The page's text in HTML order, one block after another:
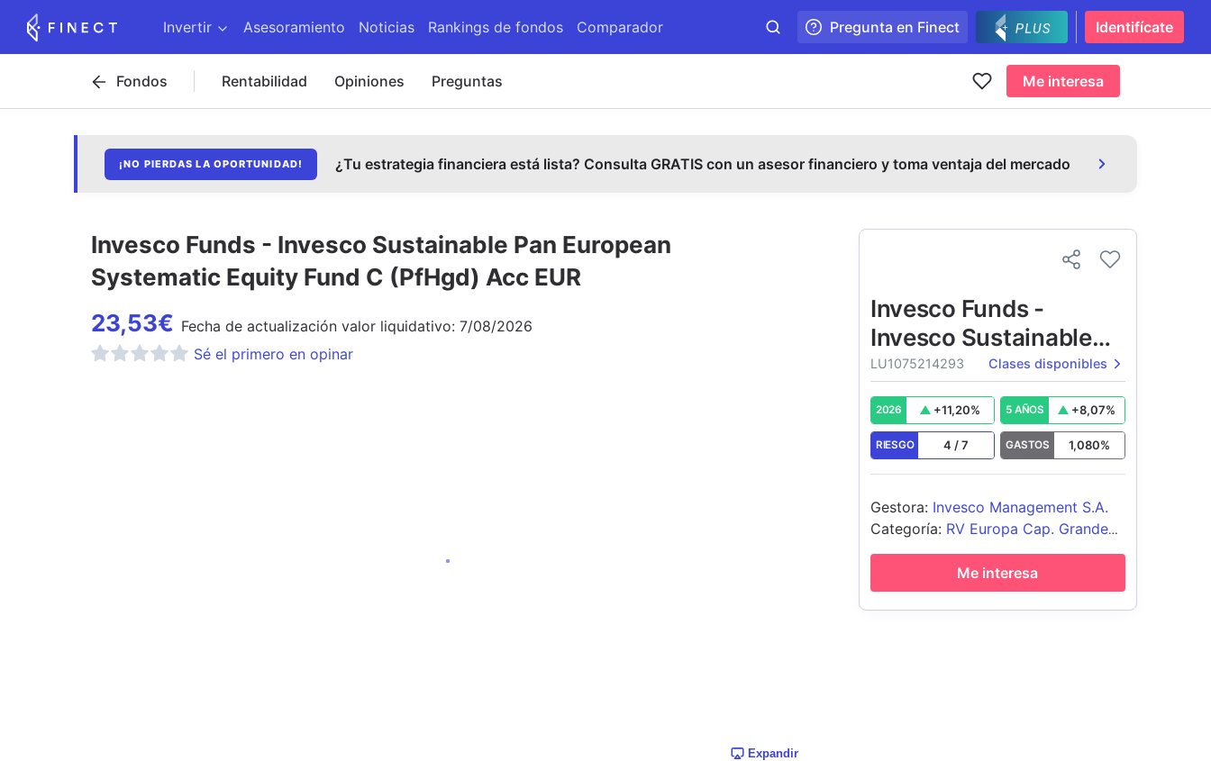
Invertir Asesoramiento Noticias Rankings de fondos Comparador Pregunta en Finect Identifícate
Fondos Rentabilidad Opiniones Preguntas Me interesa
¡NO PIERDAS LA OPORTUNIDAD! ¿Tu estrategia financiera está lista? Consulta GRATIS con un asesor financiero y toma ventaja del mercado
Invesco Funds - Invesco Sustainable Pan European
Systematic Equity Fund C (PfHgd) Acc EUR
23,53€ Fecha de actualización valor liquidativo: 7/08/2026
Sé el primero en opinar
Expandir
Invesco Funds -
Invesco Sustainable
Pan European
Systematic Equity
Fund
LU1075214293 Clases disponibles
2026 +11,20% 5 AÑOS +8,07%
RIESGO 4 /7 GASTOS 1,080%
Gestora: Invesco Management S.A.
Categoría: RV Europa Cap. Grande
Blend
Me interesa